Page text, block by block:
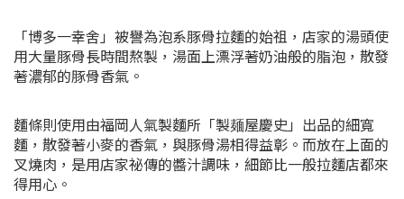
「博多一幸舍」被譽為泡系豚骨拉麵的始祖，店家的湯頭使
用大量豚骨長時間熬製，湯面上漂浮著奶油般的脂泡，散發
著濃郁的豚骨香氣。
麵條則使用由福岡人氣製麵所「製麺屋慶史」出品的細寬
麵，散發著小麥的香氣，與豚骨湯相得益彰。而放在上面的
叉燒肉，是用店家祕傳的醬汁調味，細節比一般拉麵店都來
得用心。